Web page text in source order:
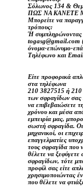
Σόλωνος 134 &
ΠΩΣ ΝΑ ΚΑΝΕΤΕ
Μπορείτε να
τρόπους:
Ή συμπληρώνοντας
togasg@gmail.com
όνομα-επώνυμο-
Τηλέφωνο και
Είτε προφορικά
στα τηλέφωνα
210 3827515 ή 210
των σφραγίδων σας
να επιβεβαιώσετε
χρόνου και μέσα
εμπειρία μας,
σωστή σφραγίδα. Οι
μηχανικοί, οι
επαγγελματίες
τους σφραγίδα που
θέλετε να ξεφύγετε
σφραγίδων, τότε
προφίλ σας είτε
χρησιμοποιώντας
που θέλετε να